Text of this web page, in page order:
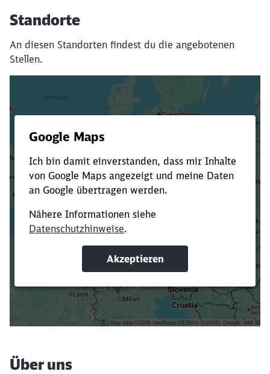
Standorte
An diesen Standorten findest du die angebotenen
Stellen.
Verkürze die Ladezeit, indem du Suchbegriffe
oder Filter hinzufügst.
Suchbegriffe eingeben
Filter setzen
Über uns